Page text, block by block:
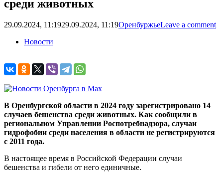
среди животных
29.09.2024, 11:1929.09.2024, 11:19ОренбуржьеLeave a comment
Новости
В Оренбургской области в 2024 году зарегистрировано 14
случаев бешенства среди животных. Как сообщили в
региональном Управлении Роспотребнадзора, случаи
гидрофобии среди населения в области не регистрируются
с 2011 года.
В настоящее время в Российской Федерации случаи
бешенства и гибели от него единичные.